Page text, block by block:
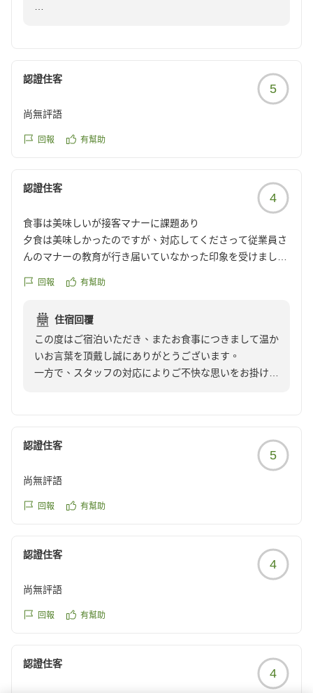
フ一同心より嬉しく感じております。
当ホテルは、ＪＲ高山線高山駅（東口）より徒歩５分。
Ｃより約１０分。古い町並み歩圏内という立地にあり、
今後も皆様にご満足いただけるサービスを提供できるよ
う精進してまいります。またのお越しを心よりお待ちし
ております。
宿泊支配人 熊崎
認證住客
5
尚無評語
回報 有幫助
認證住客
4
食事は美味しいが接客マナーに課題あり
夕食は美味しかったのですが、対応してくださって従業員さ
んのマナーの教育が行き届いていなかった印象を受けまし
少しトラブルがあった時期なのは理解していますが、営業を
たので残念でした。
クチコミの詳細はこちらから
https://review.travel.rakuten.co.jp/hotel/voice/4931?
reviewId=33123478200895
回報 有幫助
住宿回覆
この度はご宿泊いただき、またお食事につきまして温か
いお言葉を頂戴し誠にありがとうございます。
一方で、スタッフの対応によりご不快な思いをお掛けし
接客を行うべきであり、ご指摘の通り教育不足があった
と受け止めております。いただいたご意見は真摯に受け
止め、担当スタッフへの指導と、全体の接客マナーの見
貴重なご意見をお寄せいただき、誠にありがとうござい
宿泊支配人 熊崎
認證住客
5
尚無評語
回報 有幫助
認證住客
4
尚無評語
回報 有幫助
認證住客
4